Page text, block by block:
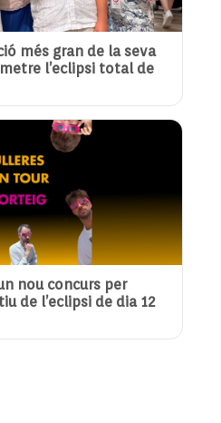
més gran de la seva
l’eclipsi total de
nou concurs per
de l’eclipsi de dia 12